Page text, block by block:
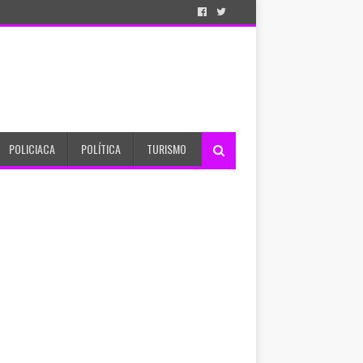
POLICIACA POLÍTICA TURISMO